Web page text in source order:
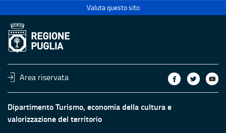
Valuta questo sito
Area riservata
Dipartimento Turismo, economia della cultura e
valorizzazione del territorio